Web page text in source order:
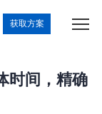
获取方案
时间，精确